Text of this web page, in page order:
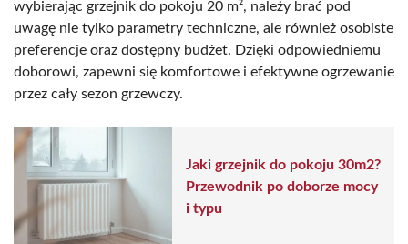
wybierając grzejnik do pokoju 20 m², należy brać pod
uwagę nie tylko parametry techniczne, ale również osobiste
preferencje oraz dostępny budżet. Dzięki odpowiedniemu
doborowi, zapewni się komfortowe i efektywne ogrzewanie
przez cały sezon grzewczy.
Jaki grzejnik do pokoju 30m2?
Przewodnik po doborze mocy
i typu